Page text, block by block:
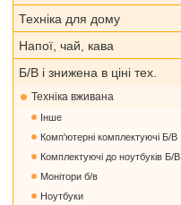
Техніка для дому
Напої, чай, кава
Б/В і знижена в ціні тех.
Техніка вживана
Iнше
Комп'ютерні комплектуючі Б/В
Комплектуючі до ноутбуків Б/В
Монітори б/в
Ноутбуки